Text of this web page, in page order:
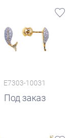
E7303-10031
Под заказ